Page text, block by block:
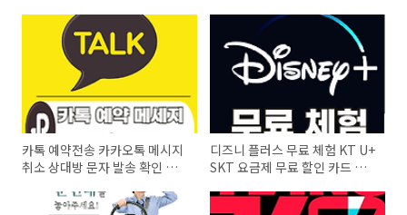
카톡 예약전송 카카오톡 메시지
취소 상대방 문자 발송 확인 방
디즈니 플러스 무료 체험 KT U+
SKT 요금제 무료 할인 카드 계